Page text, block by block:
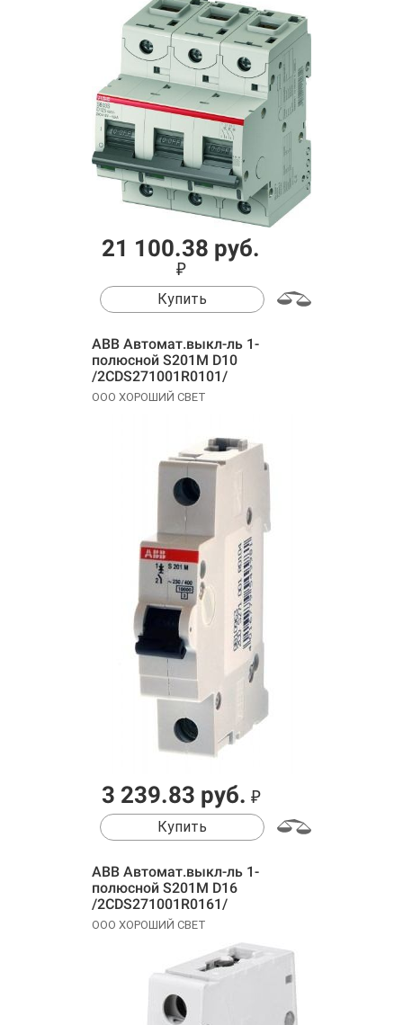
21 100.38 руб.
₽
Купить
ABB Автомат.выкл-ль 1-
полюсной S201M D10
/2CDS271001R0101/
ООО ХОРОШИЙ СВЕТ
3 239.83 руб. ₽
Купить
ABB Автомат.выкл-ль 1-
полюсной S201M D16
/2CDS271001R0161/
ООО ХОРОШИЙ СВЕТ